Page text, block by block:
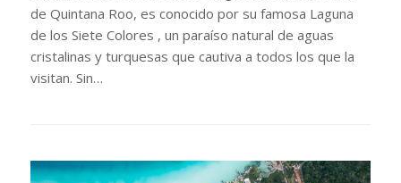
de Quintana Roo, es conocido por su famosa Laguna
de los Siete Colores , un paraíso natural de aguas
cristalinas y turquesas que cautiva a todos los que la
visitan. Sin…